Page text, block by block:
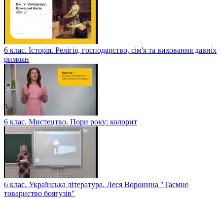
6 клас. Історія. Релігія, господарство, сім'я та виховання давніх
римлян
6 клас. Мистецтво. Пори року: колорит
6 клас. Українська література. Леся Воронина "Таємне
товариство боягузів"